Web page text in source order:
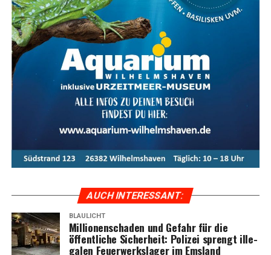
AUCH INTER­ES­SANT:
BLAULICHT
Mil­lio­nen­scha­den und Gefahr für die
öffent­li­che Sicher­heit: Poli­zei sprengt ille­
ga­len Feu­er­werks­la­ger im Emsland